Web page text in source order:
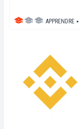
APPRENDRE ▪